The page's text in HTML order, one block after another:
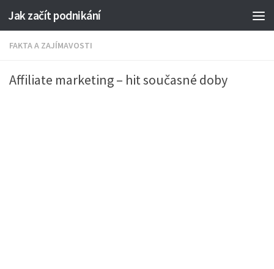
Jak začít podnikání
FAKTA A ZAJÍMAVOSTI
Affiliate marketing – hit současné doby